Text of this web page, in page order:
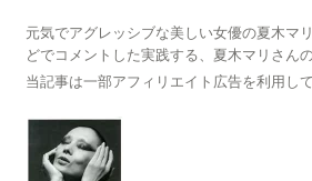
元気でアグレッシブな美しい女優の夏木マ
どでコメントした実践する、夏木マリさん
当記事は一部アフィリエイト広告を利用し